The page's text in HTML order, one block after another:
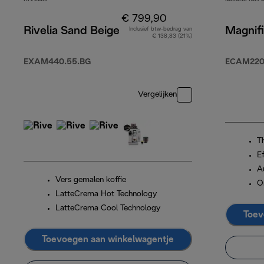
Rivelia Sand Beige
EXAM440.55.BG
€ 799,90
Inclusief btw-bedrag van
€ 138,83 (21%)
Vergelijken
Vers gemalen koffie
LatteCrema Hot Technology
LatteCrema Cool Technology
Toevoegen aan winkelwagentje